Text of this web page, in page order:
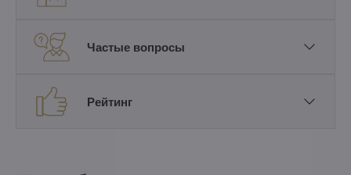
Частые вопросы
Рейтинг